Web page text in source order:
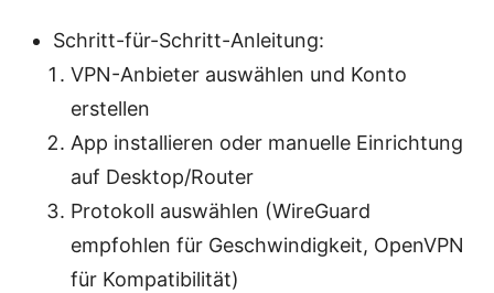
Schritt-für-Schritt-Anleitung:
VPN-Anbieter auswählen und Konto
erstellen
App installieren oder manuelle Einrichtung
auf Desktop/Router
Protokoll auswählen (WireGuard
empfohlen für Geschwindigkeit, OpenVPN
für Kompatibilität)